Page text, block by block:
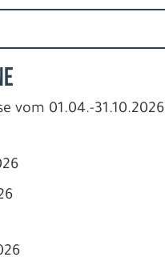
vom 01.04.-31.10.2026